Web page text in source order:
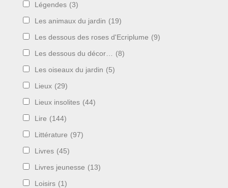
Légendes (3)
Les animaux du jardin (19)
Les dessous des roses d'Ecriplume (9)
Les dessous du décor… (8)
Les oiseaux du jardin (5)
Lieux (29)
Lieux insolites (44)
Lire (144)
Littérature (97)
Livres (45)
Livres jeunesse (13)
Loisirs (1)